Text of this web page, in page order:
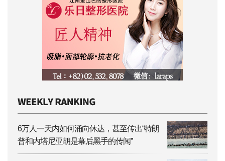
6万人一天内如何涌向休达，甚至传出“特朗
普和内塔尼亚胡是幕后黑手的传闻”